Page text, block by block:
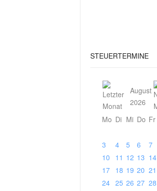
STEUERTERMINE
August
2026
Mo Di Mi Do Fr
3
4 5 6 7
10
11 12 13 14
17
18 19 20 21
24 25 26 27 28